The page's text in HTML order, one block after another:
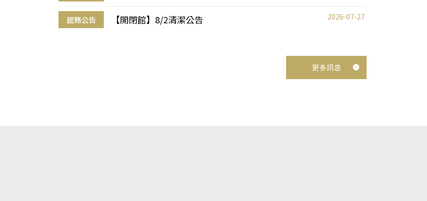
館務公告 【開閉館】8/2清潔公告 2026-07-27
更多訊息